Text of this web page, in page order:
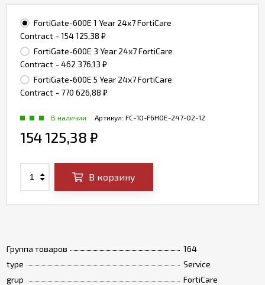
Группа товаров
164
type
Service
grup
FortiCare
FortiGate-600E 1 Year 24x7 FortiCare
Contract - 154 125,38 ₽
FortiGate-600E 3 Year 24x7 FortiCare
Contract - 462 376,13 ₽
FortiGate-600E 5 Year 24x7 FortiCare
Contract - 770 626,88 ₽
Артикул: FC-10-F6H0E-247-02-12
В наличии
154 125,38 ₽
В корзину